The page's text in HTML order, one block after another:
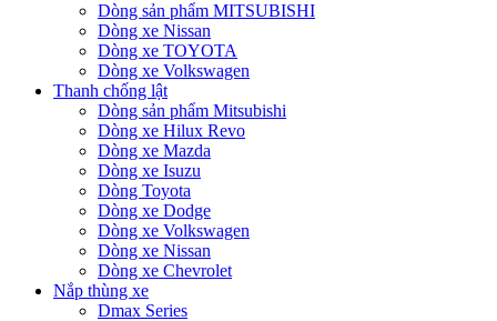
Dòng sản phẩm MITSUBISHI
Dòng xe Nissan
Dòng xe TOYOTA
Dòng xe Volkswagen
Thanh chống lật
Dòng sản phẩm Mitsubishi
Dòng xe Hilux Revo
Dòng xe Mazda
Dòng xe Isuzu
Dòng Toyota
Dòng xe Dodge
Dòng xe Volkswagen
Dòng xe Nissan
Dòng xe Chevrolet
Nắp thùng xe
Dmax Series